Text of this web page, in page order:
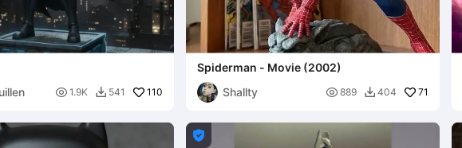
 1.9K  541 110
Spiderman - Movie (2002)
Shallty
 889  404 71
